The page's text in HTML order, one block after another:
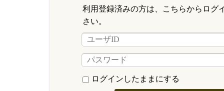
利用登録済みの方は、こちらからログ
さい。
ログインしたままにする